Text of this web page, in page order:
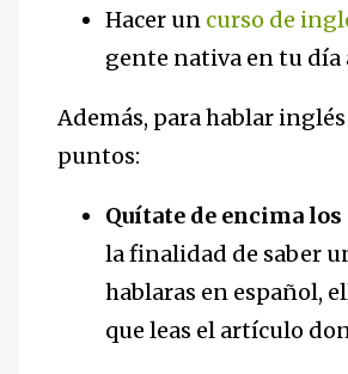
Hacer un curso de
gente nativa en tu día
Además, para hablar
puntos:
Quítate de encima
la finalidad de saber
hablaras en español,
que leas el artículo